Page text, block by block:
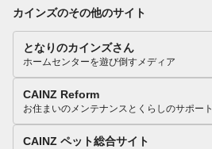
カインズのその他のサイト
となりのカインズさん
ホームセンターを遊び倒すメディア
CAINZ Reform
お住まいのメンテナンスとくらしのサポート
CAINZ ペット総合サイト